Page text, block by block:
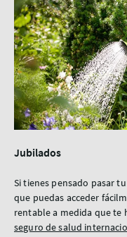
Jubilados
Si tienes pensado pasar
que puedas acceder
rentable a medida que te
seguro de salud